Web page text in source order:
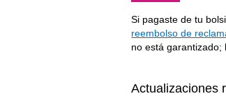
Si pagaste de tu
reembolso de
no está garantizado;
Actualizaciones